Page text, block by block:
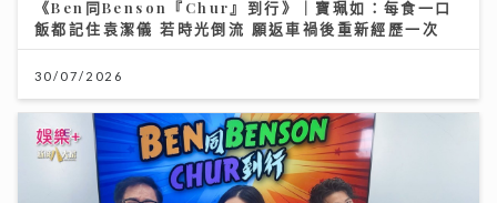
《Ben同Benson『Chur』到行》｜寶珮如：每食一口
飯都記住袁潔儀 若時光倒流 願返車禍後重新經歷一次
30/07/2026